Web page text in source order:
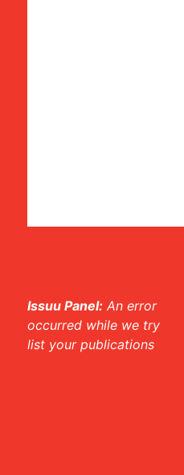
Issuu Panel: An error
occurred while we try
list your publications